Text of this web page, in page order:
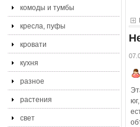
комоды и тумбы
кресла, пуфы
кровати
кухня
разное
растения
свет